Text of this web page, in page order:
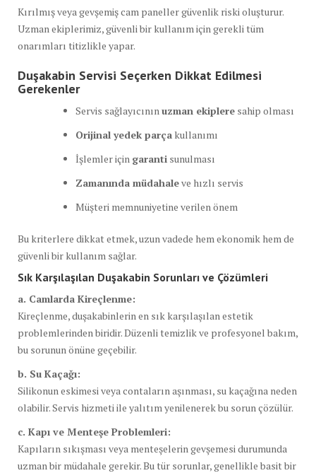
Kırılmış veya gevşemiş cam paneller güvenlik riski oluşturur.
Uzman ekiplerimiz, güvenli bir kullanım için gerekli tüm
onarımları titizlikle yapar.
Duşakabin Servisi Seçerken Dikkat Edilmesi
Gerekenler
Servis sağlayıcının uzman ekiplere sahip olması
Orijinal yedek parça kullanımı
İşlemler için garanti sunulması
Zamanında müdahaleve hızlı servis
Müşteri memnuniyetine verilen önem
Bu kriterlere dikkat etmek, uzun vadede hem ekonomik hem de
güvenli bir kullanım sağlar.
Sık Karşılaşılan Duşakabin Sorunları ve Çözümleri
a. Camlarda Kireçlenme:
Kireçlenme, duşakabinlerin en sık karşılaşılan estetik
problemlerinden biridir. Düzenli temizlik ve profesyonel bakım,
bu sorunun önüne geçebilir.
b. Su Kaçağı:
Silikonun eskimesi veya contaların aşınması, su kaçağına neden
olabilir. Servis hizmeti ile yalıtım yenilenerek bu sorun çözülür.
c. Kapı ve Menteşe Problemleri:
Kapıların sıkışması veya menteşelerin gevşemesi durumunda
uzman bir müdahale gerekir. Bu tür sorunlar, genellikle basit bir